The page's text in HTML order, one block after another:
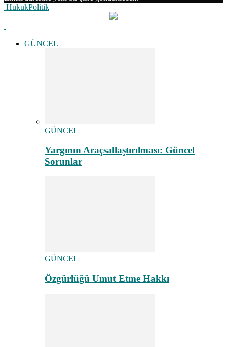
HukukPolitik
GÜNCEL
GÜNCEL
Yargının Araçsallaştırılması: Güncel
Sorunlar
GÜNCEL
Özgürlüğü Umut Etme Hakkı